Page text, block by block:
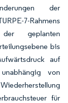
der
7-Rahmens
geplanten
bis
auf
von
für